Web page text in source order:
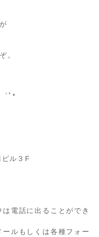
。
ﾟ*
ル３F
電話に出ることができ
ルもしくは各種フォー